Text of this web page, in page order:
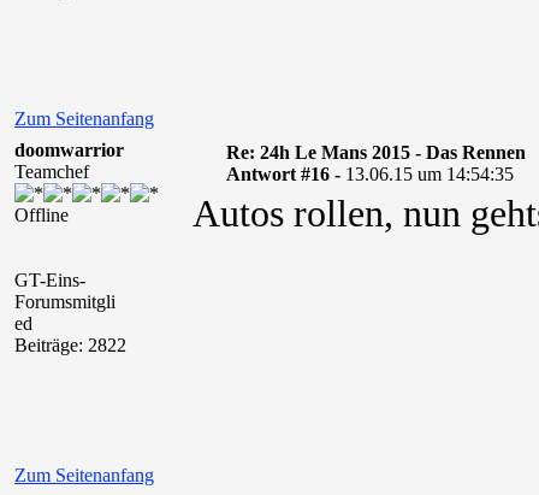
Zum Seitenanfang
doomwarrior
Teamchef
Offline
GT-Eins-
Forumsmitgli
ed
Beiträge: 2822
Re: 24h Le Mans 2015 - Das Rennen
Antwort #16 - 13.06.15 um 14:54:35
Autos rollen, nun
Zum Seitenanfang